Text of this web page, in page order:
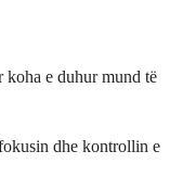
koha e duhur mund të
dhe kontrollin e